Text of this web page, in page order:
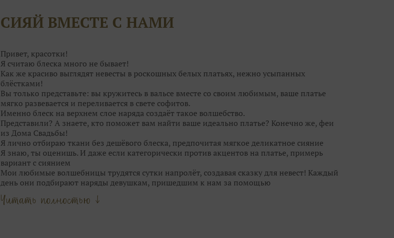
просто не рассмотреть его среди десятков других, каждое из которых по-своему
уникально.
замечаете.
СИЯЙ ВМЕСТЕ С НАМИ
Привет, красотки!
Я считаю блеска много не бывает!
Как же красиво выглядят невесты в роскошных белых платьях, нежно усыпанных
блёстками!
Вы только представьте: вы кружитесь в вальсе вместе со своим любимым, ваше платье
мягко развевается и переливается в свете софитов.
Именно блеск на верхнем слое наряда создаёт такое волшебство.⠀
Представили? А знаете, кто поможет вам найти ваше идеально платье? Конечно же, феи
из Дома Свадьбы!
Я лично отбираю ткани без дешёвого блеска, предпочитая мягкое деликатное сияние
Я знаю, ты оценишь. И даже если категорически против акцентов на платье, примерь
вариант с сиянием
Мои любимые волшебницы трудятся сутки напролёт, создавая сказку для невест! Каждый
день они подбирают наряды девушкам, пришедшим к нам за помощью
Они точно знаю, кому идёт мягкий блеск серебра, а для кого идеальна пудровая дымка.
Мои феечки не только находят для вас идеальное платье, но и туфельки, украшения. И
Читать полностью ↓